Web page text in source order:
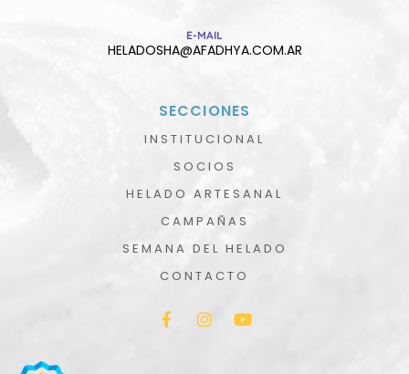
E-MAIL
HELADOSHA@AFADHYA.COM.AR
SECCIONES
INSTITUCIONAL
SOCIOS
HELADO ARTESANAL
CAMPAÑAS
SEMANA DEL HELADO
CONTACTO